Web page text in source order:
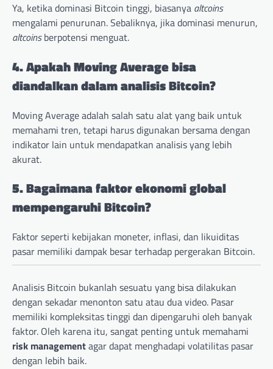
Ya, ketika dominasi Bitcoin tinggi, biasanya altcoins
mengalami penurunan. Sebaliknya, jika dominasi menurun,
altcoinsberpotensi menguat.
4. Apakah Moving Average bisa
diandalkan dalam analisis Bitcoin?
Moving Average adalah salah satu alat yang baik untuk
memahami tren, tetapi harus digunakan bersama dengan
indikator lain untuk mendapatkan analisis yang lebih
akurat.
5. Bagaimana faktor ekonomi global
mempengaruhi Bitcoin?
Faktor seperti kebijakan moneter, inflasi, dan likuiditas
pasar memiliki dampak besar terhadap pergerakan Bitcoin.
Analisis Bitcoin bukanlah sesuatu yang bisa dilakukan
dengan sekadar menonton satu atau dua video. Pasar
memiliki kompleksitas tinggi dan dipengaruhi oleh banyak
faktor. Oleh karena itu, sangat penting untuk memahami
risk managementagar dapat menghadapi volatilitas pasar
dengan lebih baik.